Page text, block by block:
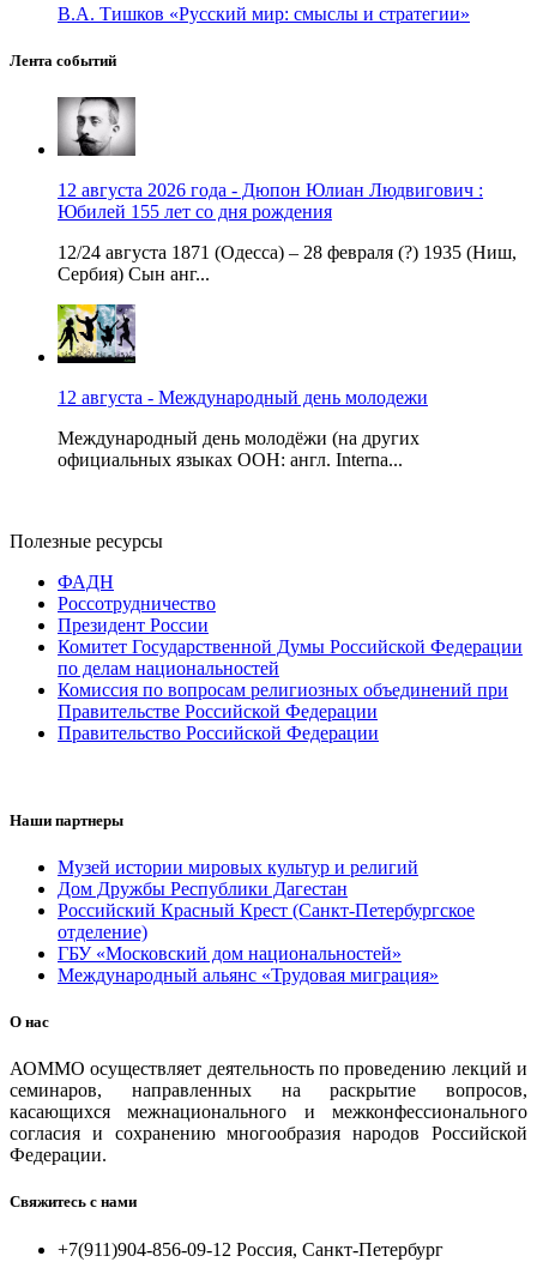
В.А. Тишков «Русский мир: смыслы и стратегии»
Лента событий
12 августа 2026 года - Дюпон Юлиан Людвигович :
Юбилей 155 лет со дня рождения
12/24 августа 1871 (Одесса) – 28 февраля (?) 1935 (Ниш,
Сербия) Сын анг...
12 августа - Международный день молодежи
Международный день молодёжи (на других
официальных языках ООН: англ. Interna...
Полезные ресурсы
ФАДН
Россотрудничество
Президент России
Комитет Государственной Думы Российской Федерации
по делам национальностей
Комиссия по вопросам религиозных объединений при
Правительстве Российской Федерации
Правительство Российской Федерации
Наши партнеры
Музей истории мировых культур и религий
Дом Дружбы Республики Дагестан
Российский Красный Крест (Санкт-Петербургское
отделение)
ГБУ «Московский дом национальностей»
Международный альянс «Трудовая миграция»
О нас
АОММО осуществляет деятельность по проведению лекций и
семинаров, направленных на раскрытие вопросов,
касающихся межнационального и межконфессионального
согласия и сохранению многообразия народов Российской
Федерации.
Свяжитесь с нами
+7(911)904-856-09-12 Россия, Санкт-Петербург